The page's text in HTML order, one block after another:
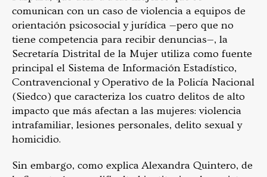
comunican con un caso de violencia a equipos de
orientación psicosocial y jurídica —pero que no
tiene competencia para recibir denuncias—, la
Secretaría Distrital de la Mujer utiliza como fuente
principal el Sistema de Información Estadístico,
Contravencional y Operativo de la Policía Nacional
(Siedco) que caracteriza los cuatro delitos de alto
impacto que más afectan a las mujeres: violencia
intrafamiliar, lesiones personales, delito sexual y
homicidio.
Sin embargo, como explica Alexandra Quintero, de